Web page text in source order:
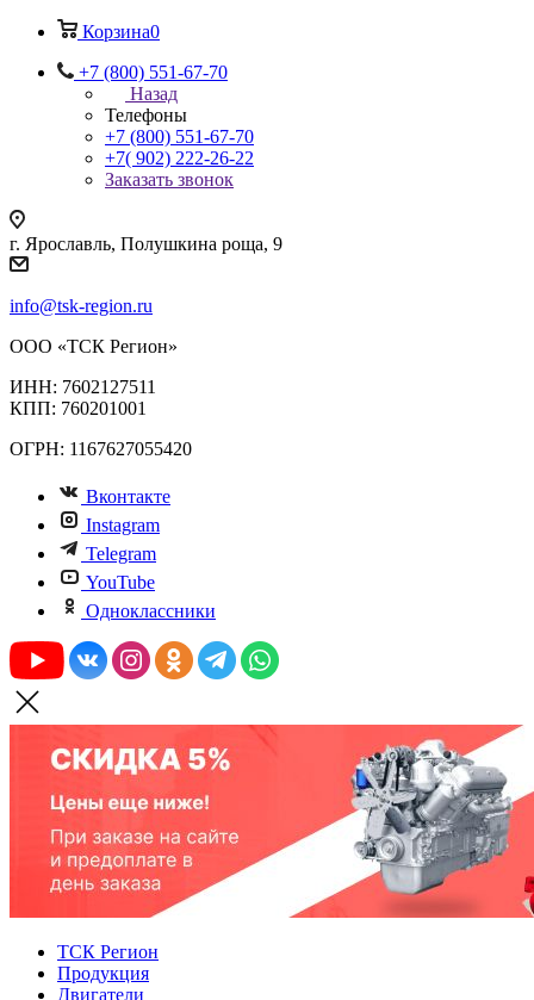
Корзина0
+7 (800) 551-67-70
Назад
Телефоны
+7 (800) 551-67-70
+7( 902) 222-26-22
Заказать звонок
г. Ярославль, Полушкина роща, 9
info@tsk-region.ru
ООО «ТСК Регион»
ИНН: 7602127511
КПП: 760201001
ОГРН: 1167627055420
Вконтакте
Instagram
Telegram
YouTube
Одноклассники
ТСК Регион
Продукция
Двигатели